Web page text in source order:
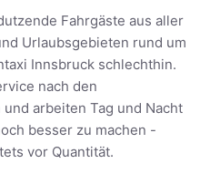
Fahrgäste aus aller
Urlaubsgebieten rund um
Innsbruck schlechthin.
nach den
arbeiten Tag und Nacht
besser zu machen -
vor Quantität.